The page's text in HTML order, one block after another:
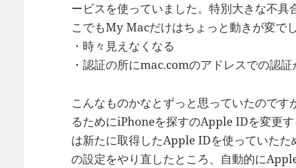
ービスを使っていました。特別大きな不
こでもMy Macだけはちょっと動きが変でし
・時々見えなくなる
・認証の所にmac.comのアドレスでの認
こんなものかなとずっと思っていたので
るためにiPhoneを探すのApple IDを変更
は新たに取得したApple IDを使っていたた
の設定をやり直したところ、自動的に